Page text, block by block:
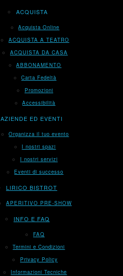
ACQUISTA
Acquista Online
ACQUISTA A TEATRO
ACQUISTA DA CASA
ABBONAMENTO
Carta Fedeltà
Promozioni
Accessibilità
AZIENDE ED EVENTI
Organizza il tuo evento
I nostri spazi
I nostri servizi
Eventi di successo
LIRICO BISTROT
APERITIVO PRE-SHOW
INFO E FAQ
FAQ
Termini e Condizioni
Privacy Policy
Informazioni Tecniche